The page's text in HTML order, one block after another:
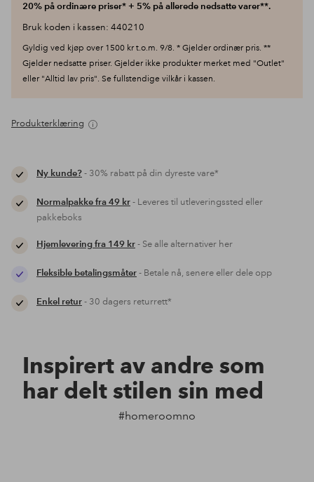
20% på ordinære priser* + 5% på allerede nedsatte varer**.
Bruk koden i kassen: 440210
Gyldig ved kjøp over 1500 kr t.o.m. 9/8. * Gjelder ordinær pris. **
Gjelder nedsatte priser. Gjelder ikke produkter merket med "Outlet"
eller "Alltid lav pris". Se fullstendige vilkår i kassen.
Produkterklæring
Ny kunde?- 30% rabatt på din dyreste vare*
Normalpakke fra 49 kr- Leveres til utleveringssted eller
pakkeboks
Hjemlevering fra 149 kr- Se alle alternativer her
Fleksible betalingsmåter- Betale nå, senere eller dele opp
Enkel retur- 30 dagers returrett*
Inspirert av andre som
har delt stilen sin med
#homeroomno